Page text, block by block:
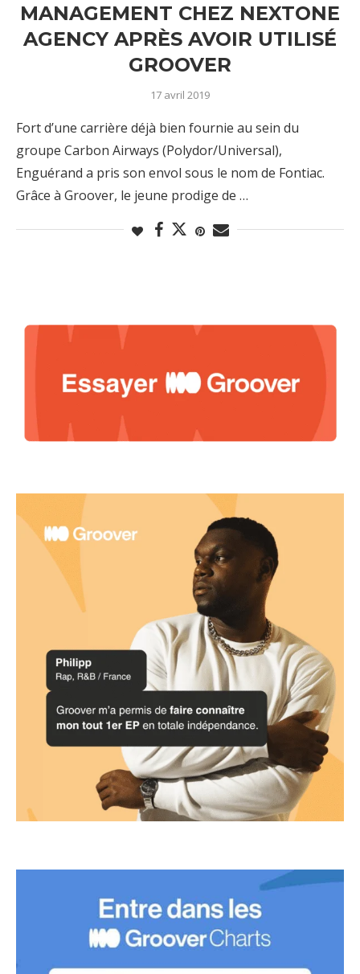
MANAGEMENT CHEZ NEXTONE
AGENCY APRÈS AVOIR UTILISÉ
GROOVER
17 avril 2019
Fort d’une carrière déjà bien fournie au sein du
groupe Carbon Airways (Polydor/Universal),
Enguérand a pris son envol sous le nom de Fontiac.
Grâce à Groover, le jeune prodige de …